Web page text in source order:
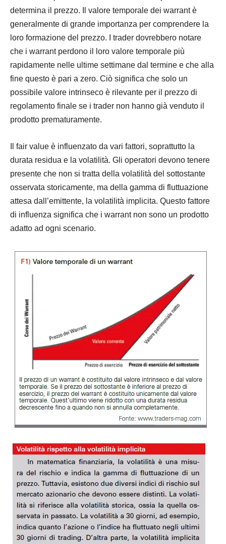
determina il prezzo. Il valore temporale dei warrant è
generalmente di grande importanza per comprendere la
loro formazione del prezzo. I trader dovrebbero notare
che i warrant perdono il loro valore temporale più
rapidamente nelle ultime settimane dal termine e che alla
fine questo è pari a zero. Ciò significa che solo un
possibile valore intrinseco è rilevante per il prezzo di
regolamento finale se i trader non hanno già venduto il
prodotto prematuramente.
Il fair value è influenzato da vari fattori, soprattutto la
durata residua e la volatilità. Gli operatori devono tenere
presente che non si tratta della volatilità del sottostante
osservata storicamente, ma della gamma di fluttuazione
attesa dall’emittente, la volatilità implicita. Questo fattore
di influenza significa che i warrant non sono un prodotto
adatto ad ogni scenario.